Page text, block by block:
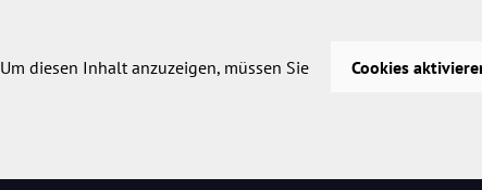
Um diesen Inhalt anzuzeigen, müssen Sie Cookies